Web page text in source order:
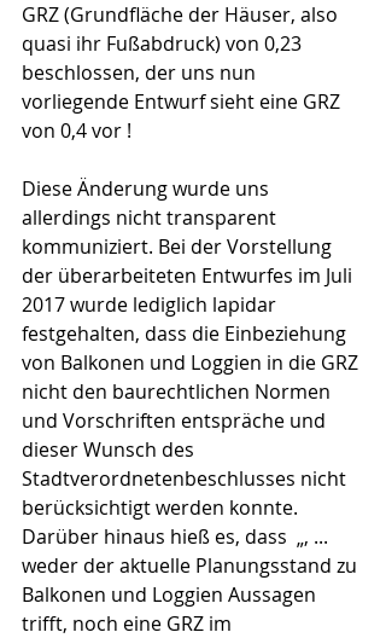
GRZ (Grundfläche der Häuser, also
quasi ihr Fußabdruck) von 0,23
beschlossen, der uns nun
vorliegende Entwurf sieht eine GRZ
von 0,4 vor !
Diese Änderung wurde uns
allerdings nicht transparent
kommuniziert. Bei der Vorstellung
der überarbeiteten Entwurfes im Juli
2017 wurde lediglich lapidar
festgehalten, dass die Einbeziehung
von Balkonen und Loggien in die GRZ
nicht den baurechtlichen Normen
und Vorschriften entspräche und
dieser Wunsch des
Stadtverordnetenbeschlusses nicht
berücksichtigt werden konnte.
Darüber hinaus hieß es, dass  „, ...
weder der aktuelle Planungsstand zu
Balkonen und Loggien Aussagen
trifft, noch eine GRZ im